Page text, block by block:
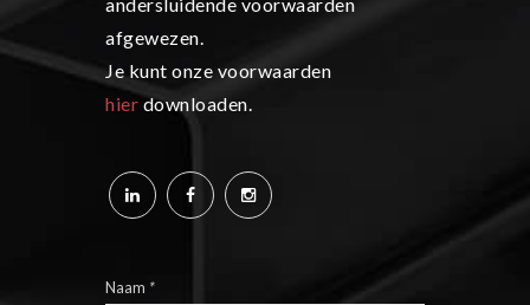
afgewezen.
Je kunt onze voorwaarden
hier downloaden.
Naam *